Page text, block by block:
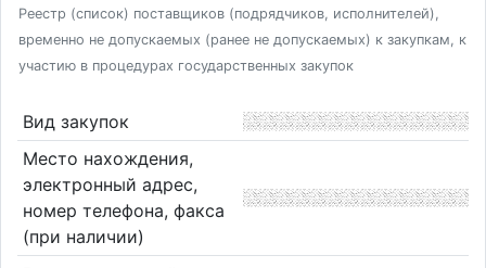
Реестр (список) поставщиков (подрядчиков, исполнителей),
временно не допускаемых (ранее не допускаемых) к закупкам, к
участию в процедурах государственных закупок
Вид закупок
Место нахождения,
электронный адрес,
номер телефона, факса
(при наличии)